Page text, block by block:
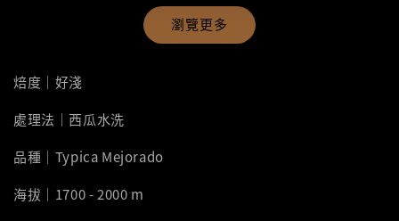
瀏覽更多
焙度｜好淺
處理法｜西瓜水洗
品種｜Typica Mejorado
海拔｜1700 - 2000 m